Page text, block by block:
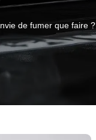
de fumer que faire ?